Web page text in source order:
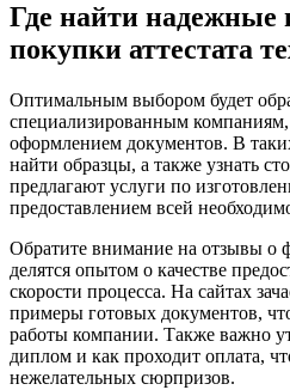
Где найти надежные
покупки аттестата
Оптимальным выбором будет
специализированным
оформлением документов. В
найти образцы, а также узнать
предлагают услуги по
предоставлением всей
Обратите внимание на отзывы о
делятся опытом о качестве
скорости процесса. На сайтах
примеры готовых документов,
работы компании. Также важно
диплом и как проходит оплата,
нежелательных сюрпризов.